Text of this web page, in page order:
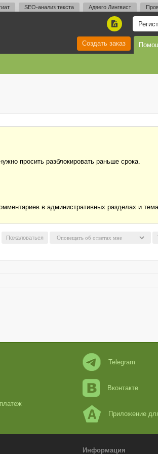
SEO-анализ текста Адвего Лингвист
A
Создать заказ
просить разблокировать раньше срока.
в административных разделах и
Пожаловаться
Telegram
Вконтакте
Приложение
Информация